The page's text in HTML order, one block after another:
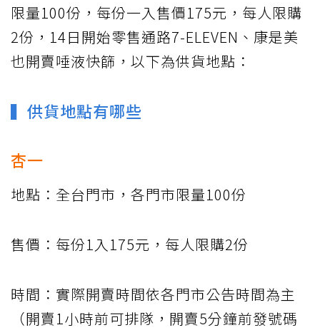
限量100份，每份一入售價175元，每人限購
2份，14日開始零售通路7-ELEVEN、康是美
也開賣唾液快篩，以下為供貨地點：
▍供貨地點有哪些
杏一
地點：全台門市，各門市限量100份
售價：每份1入175元，每人限購2份
時間：實際開賣時間依各門市公告時間為主
（開賣1小時前可排隊，開賣5分鐘前發號碼